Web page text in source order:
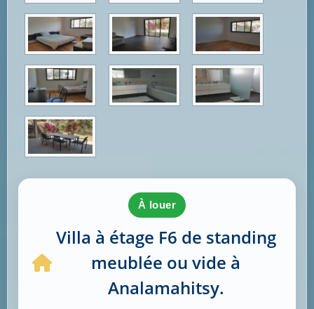
à louer
Villa à étage F6 de standing
meublée ou vide à
Analamahitsy.